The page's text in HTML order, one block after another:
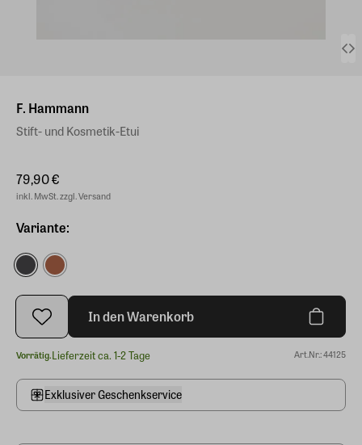
F. Hammann
Stift- und Kosmetik-Etui
79,90 €
inkl. MwSt. zzgl. Versand
Variante:
In den Warenkorb
Vorrätig.Lieferzeit ca. 1-2 Tage Art.Nr.: 44125
Exklusiver Geschenkservice